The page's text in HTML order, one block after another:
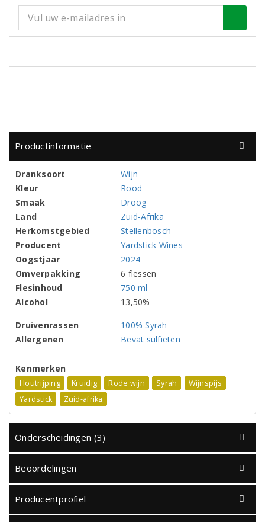
Productinformatie
Dranksoort
Wijn
Kleur
Rood
Smaak
Droog
Land
Zuid-Afrika
Herkomstgebied
Stellenbosch
Producent
Yardstick Wines
Oogstjaar
2024
Omverpakking
6 flessen
Flesinhoud
750 ml
Alcohol
13,50%
Druivenrassen
100% Syrah
Allergenen
Bevat sulfieten
Kenmerken
Houtrijping Kruidig Rode wijn Syrah
Wijnspijs
Yardstick
Zuid-afrika
Onderscheidingen (3)
Beoordelingen
Producentprofiel